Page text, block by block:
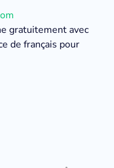
gratuitement avec
de français pour